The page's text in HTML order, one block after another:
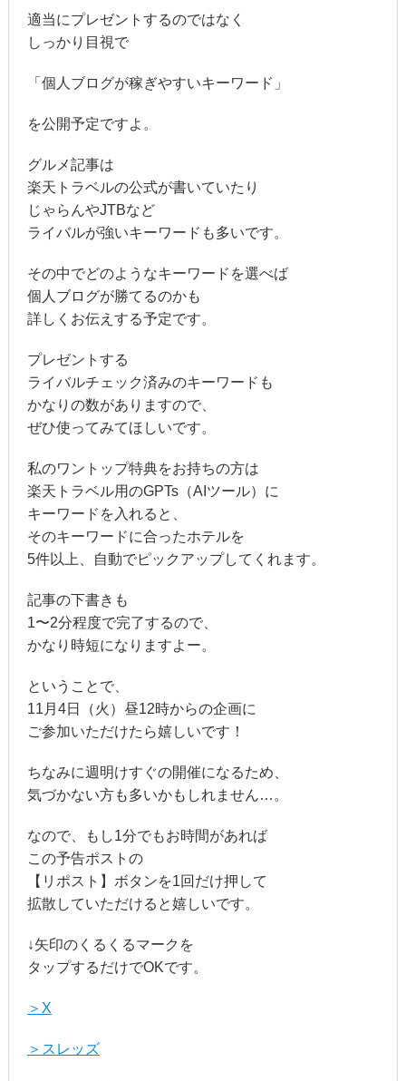
適当にプレゼントするのではなく
しっかり目視で
「個人ブログが稼ぎやすいキーワード」
を公開予定ですよ。
グルメ記事は
楽天トラベルの公式が書いていたり
じゃらんやJTBなど
ライバルが強いキーワードも多いです。
その中でどのようなキーワードを選べば
個人ブログが勝てるのかも
詳しくお伝えする予定です。
プレゼントする
ライバルチェック済みのキーワードも
かなりの数がありますので、
ぜひ使ってみてほしいです。
私のワントップ特典をお持ちの方は
楽天トラベル用のGPTs（AIツール）に
キーワードを入れると、
そのキーワードに合ったホテルを
5件以上、自動でピックアップしてくれます。
記事の下書きも
1〜2分程度で完了するので、
かなり時短になりますよー。
ということで、
11月4日（火）昼12時からの企画に
ご参加いただけたら嬉しいです！
ちなみに週明けすぐの開催になるため、
気づかない方も多いかもしれません…。
なので、もし1分でもお時間があれば
この予告ポストの
【リポスト】ボタンを1回だけ押して
拡散していただけると嬉しいです。
↓矢印のくるくるマークを
タップするだけでOKです。
＞X
＞スレッズ